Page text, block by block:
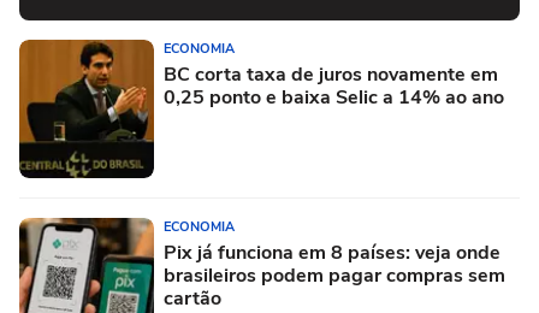
ECONOMIA
BC corta taxa de juros novamente em
0,25 ponto e baixa Selic a 14% ao ano
ECONOMIA
Pix já funciona em 8 países: veja onde
brasileiros podem pagar compras sem
cartão